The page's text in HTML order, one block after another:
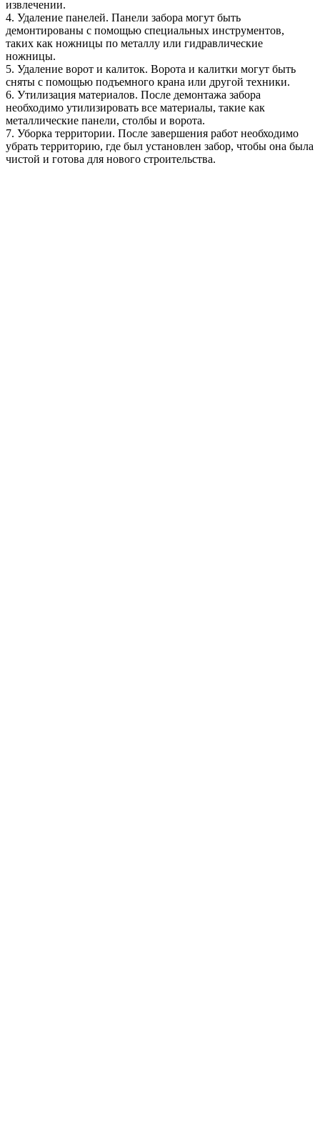
извлечении.
4. Удаление панелей. Панели забора могут быть
демонтированы с помощью специальных инструментов,
таких как ножницы по металлу или гидравлические
ножницы.
5. Удаление ворот и калиток. Ворота и калитки могут быть
сняты с помощью подъемного крана или другой техники.
6. Утилизация материалов. После демонтажа забора
необходимо утилизировать все материалы, такие как
металлические панели, столбы и ворота.
7. Уборка территории. После завершения работ необходимо
убрать территорию, где был установлен забор, чтобы она была
чистой и готова для нового строительства.